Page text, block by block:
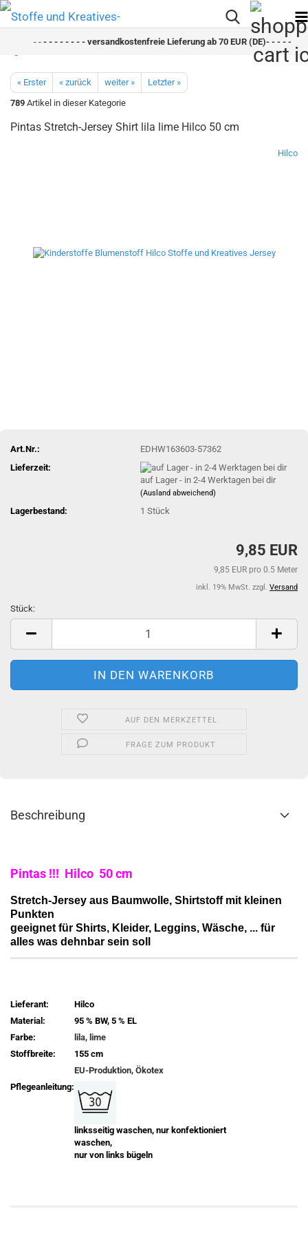
- - - - - - - - versandkostenfreie Lieferung ab 70 EUR (DE)- - - - - - - -
« Erster « zurück weiter »
Letzter »
789 Artikel in dieser Kategorie
Pintas Stretch-Jersey Shirt lila lime Hilco 50 cm
Hilco
Art.Nr.:
EDHW163603-57362
Lieferzeit:
auf Lager - in 2-4 Werktagen bei dir
(Ausland abweichend)
Lagerbestand: 1Stück
9,85 EUR
9,85 EUR pro 0.5 Meter
inkl. 19% MwSt. zzgl. Versand
Stück:
Stück
AUF DEN MERKZETTEL
FRAGE ZUM PRODUKT
Beschreibung
Pintas !!! Hilco 50 cm
Stretch-Jersey aus Baumwolle, Shirtstoff mit kleinen
Punkten
geeignet für Shirts, Kleider, Leggins, Wäsche, ... für
alles was dehnbar sein soll
Lieferant:
Hilco
Material:
95 % BW, 5 % EL
Farbe:
lila, lime
Stoffbreite:
155 cm
EU-Produktion, Ökotex
Pflegeanleitung:
linksseitig waschen, nur konfektioniert
waschen,
nur von links bügeln